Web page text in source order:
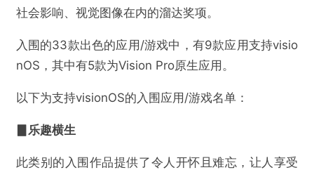
社会影响、视觉图像在内的溜达奖项。
入围的33款出色的应用/游戏中，有9款应用支持visio
nOS，其中有5款为Vision Pro原生应用。
以下为支持visionOS的入围应用/游戏名单：
▊乐趣横生
此类别的入围作品提供了令人开怀且难忘，让人享受